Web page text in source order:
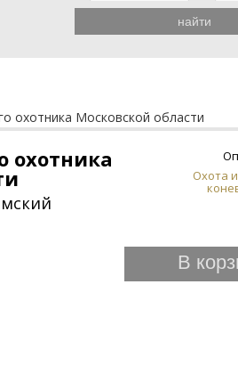
найти
охотника Московской области
Охота
охотника
В